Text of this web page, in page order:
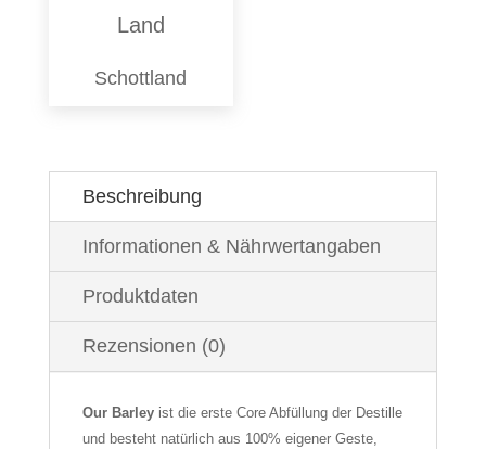
Land
Schottland
Beschreibung
Informationen & Nährwertangaben
Produktdaten
Rezensionen (0)
Our Barleyist die erste Core Abfüllung der Destille
und besteht natürlich aus 100% eigener Geste,